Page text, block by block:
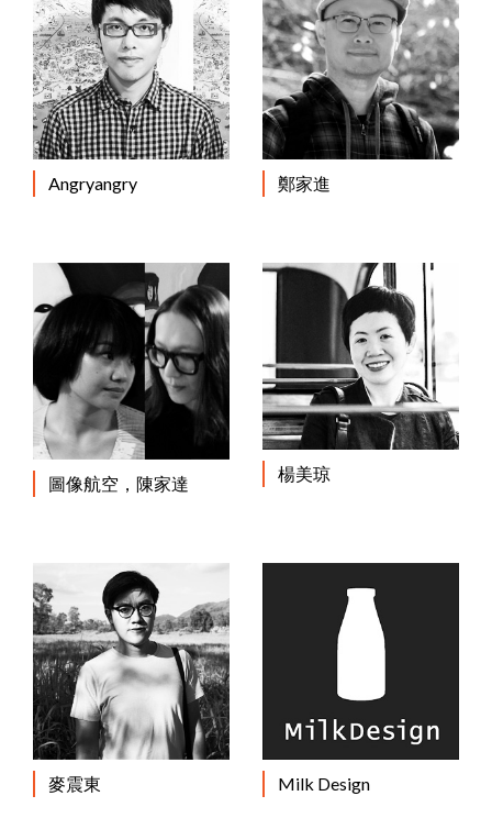
Angryangry 鄭家進
圖像航空，陳家達 楊美琼
麥震東 Milk Design